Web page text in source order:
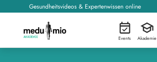
Gesundheitsvideos & Expertenwissen online
Events Akademie